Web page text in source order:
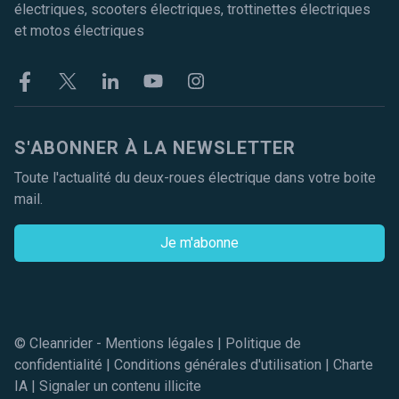
électriques, scooters électriques, trottinettes électriques
et motos électriques
FacebookTwitter LinkekinYoutubeInstagram
S'ABONNER À LA NEWSLETTER
Toute l'actualité du deux-roues électrique dans votre boite
mail.
Je m'abonne
© Cleanrider - Mentions légales | Politique de
confidentialité | Conditions générales d'utilisation | Charte
IA | Signaler un contenu illicite